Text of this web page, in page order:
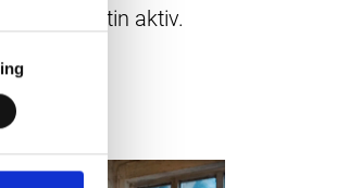
aktiv.